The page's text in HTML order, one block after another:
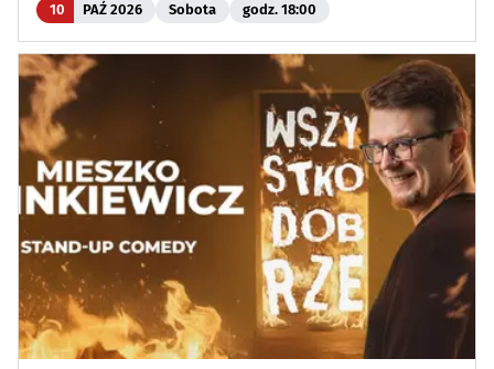
10 PAŹ 2026 Sobota godz. 18:00